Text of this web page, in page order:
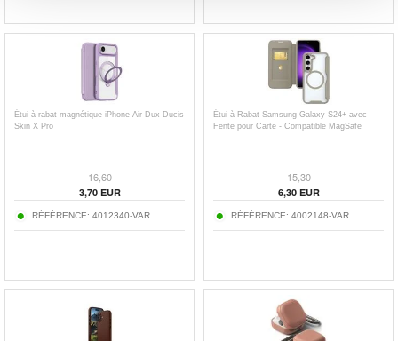
Étui à rabat magnétique iPhone Air Dux Ducis
Skin X Pro
16,60
3,70EUR
RÉFÉRENCE: 4012340-VAR
Étui à Rabat Samsung Galaxy S24+ avec
Fente pour Carte - Compatible MagSafe
15,30
6,30EUR
RÉFÉRENCE: 4002148-VAR